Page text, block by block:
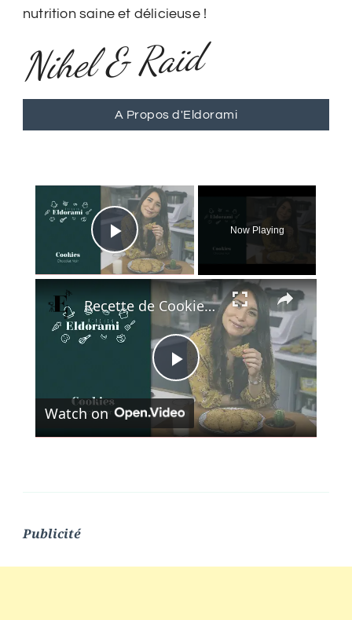
nutrition saine et délicieuse !
Nihel & Raïd
A Propos d'Eldorami
×
Play Video
Now Playing
×
Play
Video
Recette de Cookies au Chocolat Noir | Idée Goûter du Confinement
Watch on
Publicité